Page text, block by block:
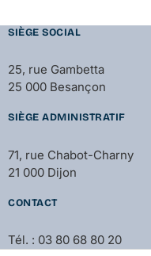
SIÈGE SOCIAL
25, rue Gambetta
25 000 Besançon
SIÈGE ADMINISTRATIF
71, rue Chabot-Charny
21 000 Dijon
CONTACT
Tél. : 03 80 68 80 20